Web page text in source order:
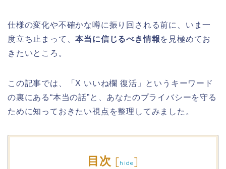
仕様の変化や不確かな噂に振り回される前に、いま一
度立ち止まって、本当に信じるべき情報を見極めてお
きたいところ。
この記事では、「X いいね欄 復活」というキーワード
の裏にある“本当の話”と、あなたのプライバシーを守る
ために知っておきたい視点を整理してみました。
目次 [hide]